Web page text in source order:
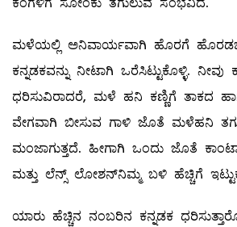
ಮಳೆಯಲ್ಲಿ ಅನಿವಾರ್ಯವಾಗಿ ಹೊರಗೆ
ಕನ್ನಡಕವನ್ನು ನೀಟಾಗಿ ಒರೆಸಿಟ್ಟುಕೊಳ್ಳಿ. ನೀವು
ಧರಿಸುವಿರಾದರೆ, ಮಳೆ ಹನಿ ಕಣ್ಣಿಗೆ ತಾಕದ
ವೇಗವಾಗಿ ಬೀಸುವ ಗಾಳಿ ಜೊತೆ ಮಳೆಹನಿ
ಮಂಜಾಗುತ್ತದೆ. ಹೀಗಾಗಿ ಒಂದು ಜೊತೆ
ಮತ್ತು ಲೆನ್ಸ್ ಲೋಶನ್‌ನಿಮ್ಮ ಬಳಿ ಹೆಚ್ಚಿಗೆ
ಯಾರು ಹೆಚ್ಚಿನ ನಂಬರಿನ ಕನ್ನಡಕ